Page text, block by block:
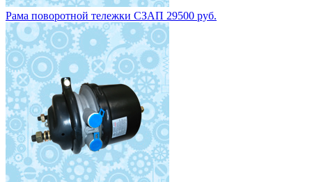
Рама поворотной тележки СЗАП 29500 руб.